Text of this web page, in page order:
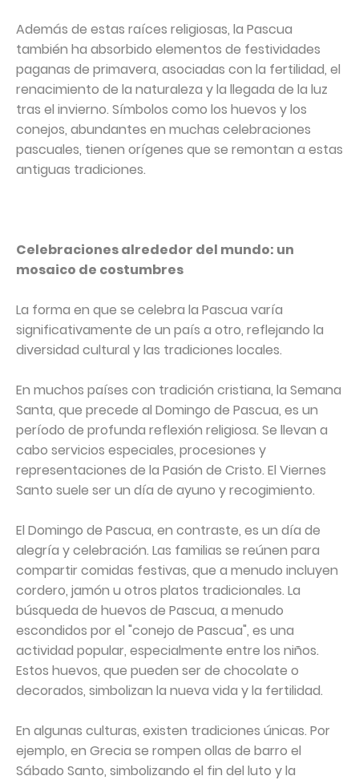
Además de estas raíces religiosas, la Pascua
también ha absorbido elementos de festividades
paganas de primavera, asociadas con la fertilidad, el
renacimiento de la naturaleza y la llegada de la luz
tras el invierno. Símbolos como los huevos y los
conejos, abundantes en muchas celebraciones
pascuales, tienen orígenes que se remontan a estas
antiguas tradiciones.
Celebraciones alrededor del mundo: un
mosaico de costumbres
La forma en que se celebra la Pascua varía
significativamente de un país a otro, reflejando la
diversidad cultural y las tradiciones locales.
En muchos países con tradición cristiana, la Semana
Santa, que precede al Domingo de Pascua, es un
período de profunda reflexión religiosa. Se llevan a
cabo servicios especiales, procesiones y
representaciones de la Pasión de Cristo. El Viernes
Santo suele ser un día de ayuno y recogimiento.
El Domingo de Pascua, en contraste, es un día de
alegría y celebración. Las familias se reúnen para
compartir comidas festivas, que a menudo incluyen
cordero, jamón u otros platos tradicionales. La
búsqueda de huevos de Pascua, a menudo
escondidos por el "conejo de Pascua", es una
actividad popular, especialmente entre los niños.
Estos huevos, que pueden ser de chocolate o
decorados, simbolizan la nueva vida y la fertilidad.
En algunas culturas, existen tradiciones únicas. Por
ejemplo, en Grecia se rompen ollas de barro el
Sábado Santo, simbolizando el fin del luto y la